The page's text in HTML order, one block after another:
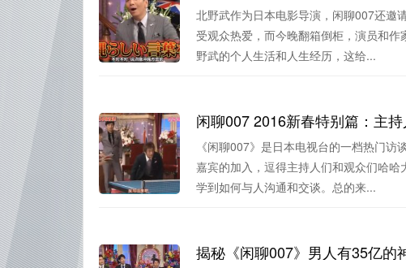
北野武作为日本电影导演，闲聊007还邀
受观众热爱，而今晚翻箱倒柜，演员和
野武的个人生活和人生经历，这给...
闲聊007 2016新春特别篇：主
《闲聊007》是日本电视台的一档热门
嘉宾的加入，逗得主持人们和观众们哈
学到如何与人沟通和交谈。总的来...
揭秘《闲聊007》男人有35亿的